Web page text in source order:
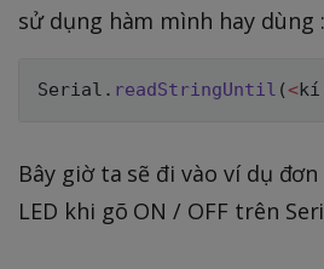
sử dụng hàm mình hay dùng :
Serial . readStringUntil (<kí
Bây giờ ta sẽ đi vào ví dụ
LED khi gõ ON / OFF trên